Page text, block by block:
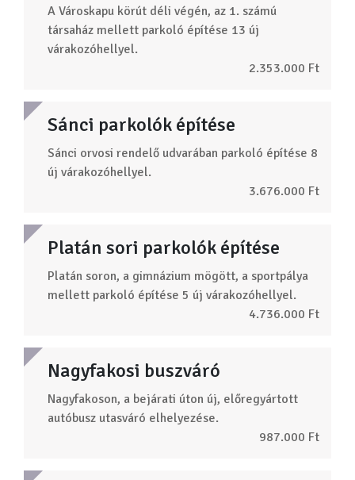
A Városkapu körút déli végén, az 1. számú
társaház mellett parkoló építése 13 új
várakozóhellyel.
2.353.000 Ft
Sánci parkolók építése
Sánci orvosi rendelő udvarában parkoló építése 8
új várakozóhellyel.
3.676.000 Ft
Platán sori parkolók építése
Platán soron, a gimnázium mögött, a sportpálya
mellett parkoló építése 5 új várakozóhellyel.
4.736.000 Ft
Nagyfakosi buszváró
Nagyfakoson, a bejárati úton új, előregyártott
autóbusz utasváró elhelyezése.
987.000 Ft